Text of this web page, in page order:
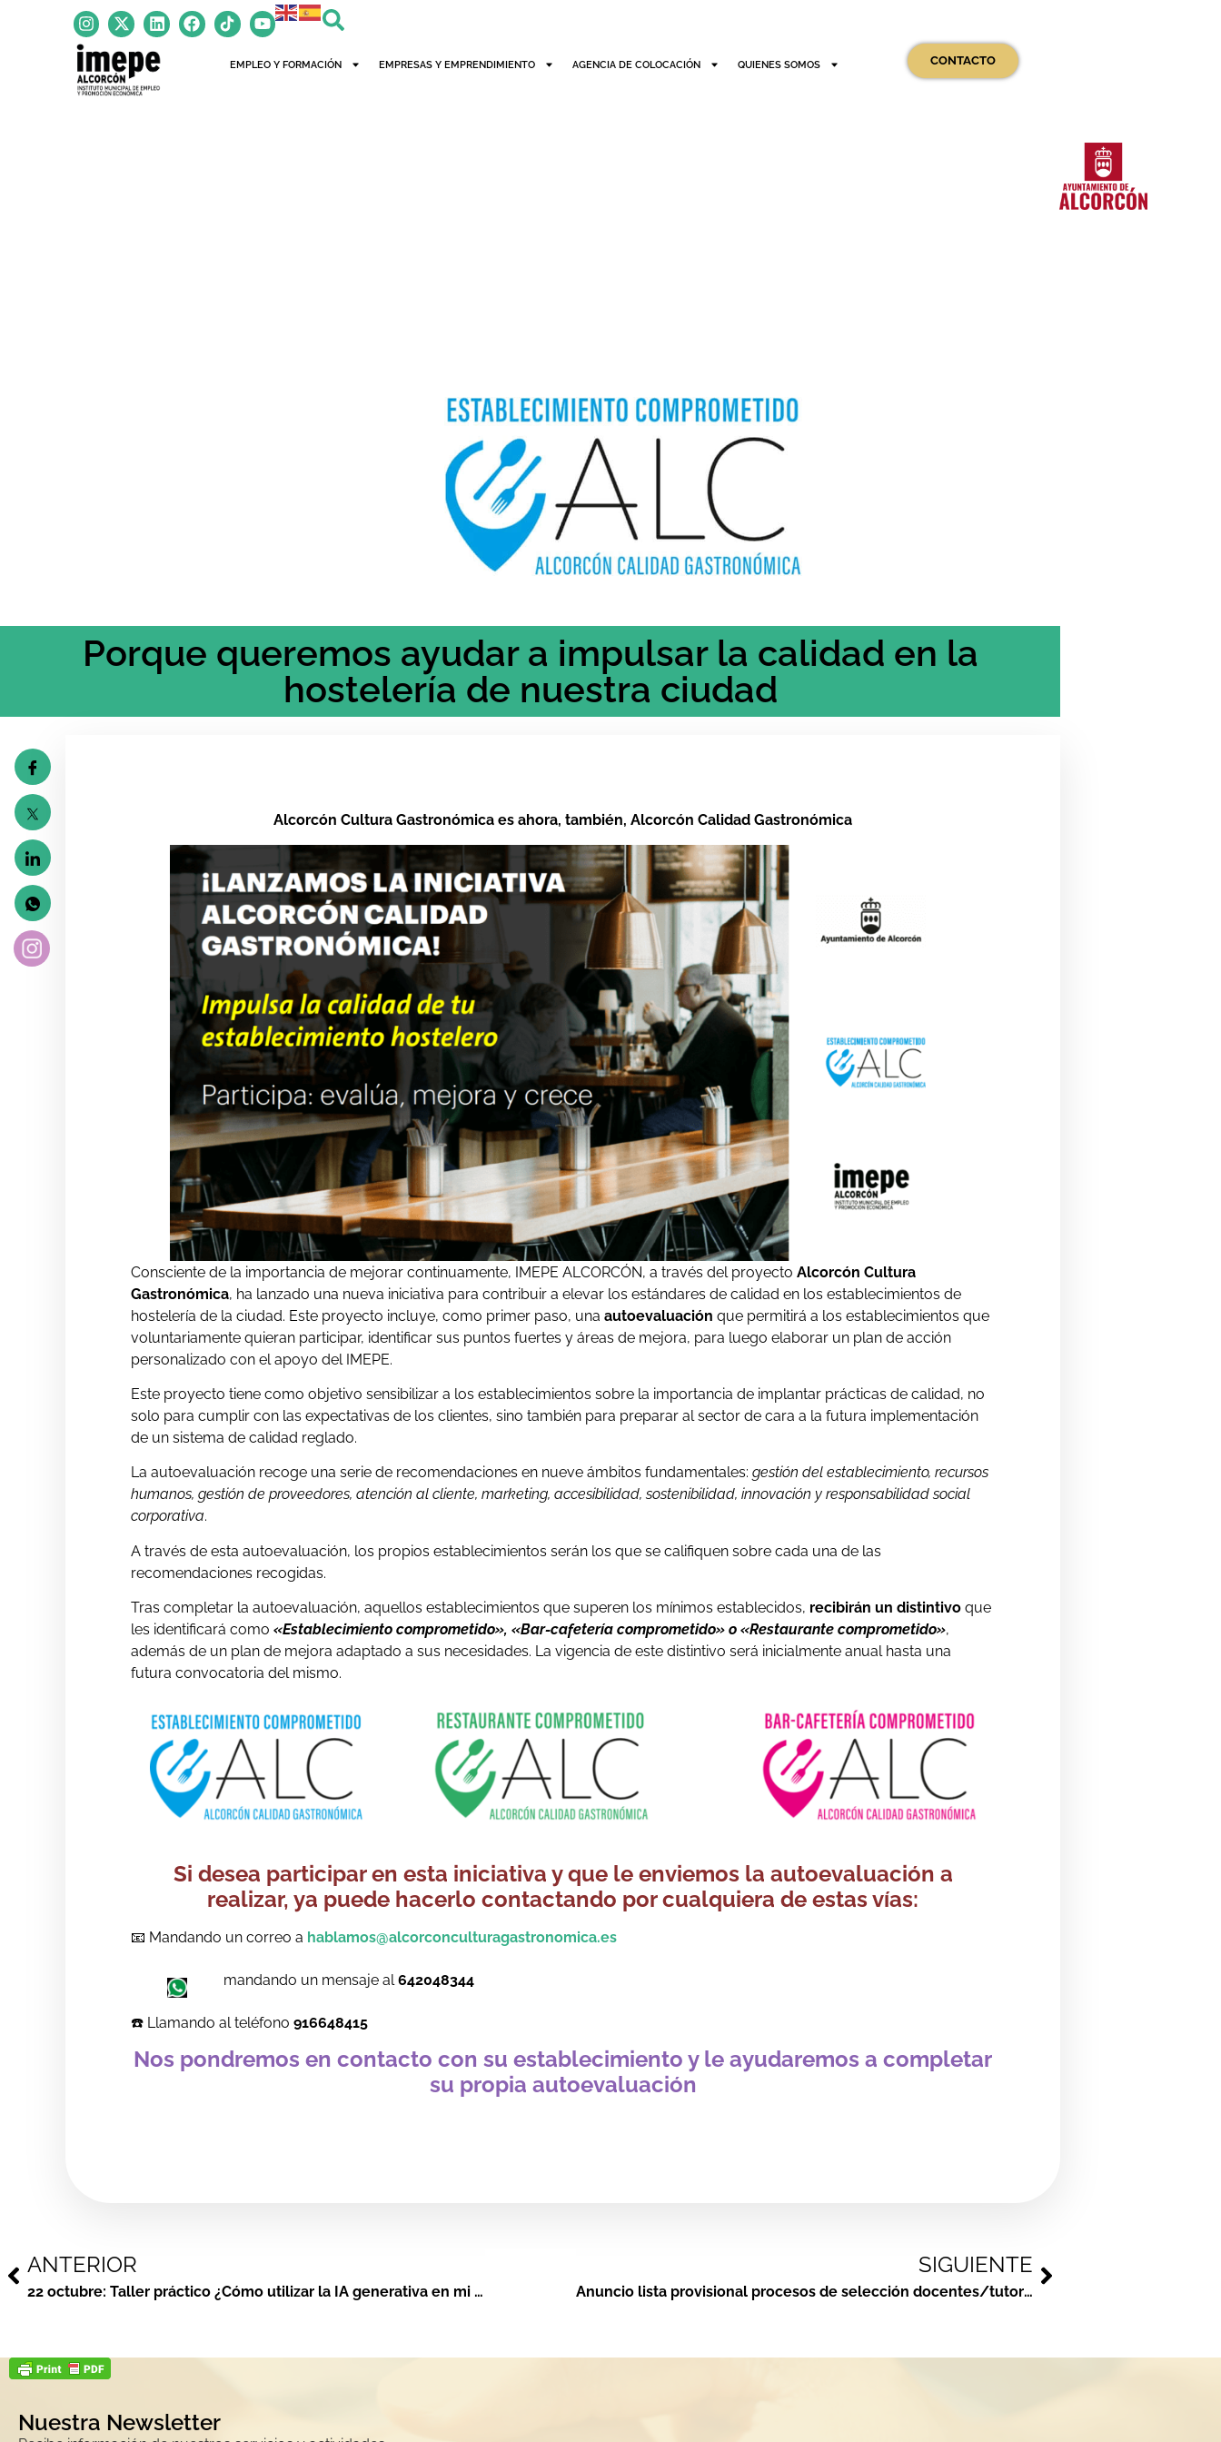
EMPLEO Y FORMACIÓN EMPRESAS Y EMPRENDIMIENTO AGENCIA DE COLOCACIÓN QUIENES SOMOS CONTACTO
Porque queremos ayudar a impulsar la calidad en la
hostelería de nuestra ciudad
Alcorcón Cultura Gastronómica es ahora, también, Alcorcón Calidad Gastronómica
Consciente de la importancia de mejorar continuamente, IMEPE ALCORCÓN, a través del proyectoAlcorcón Cultura
Gastronómica, ha lanzado una nueva iniciativa para contribuir a elevar los estándares de calidad en los establecimientos de
hostelería de la ciudad. Este proyecto incluye, como primer paso, unaautoevaluaciónque permitirá a los establecimientos que
voluntariamente quieran participar, identificar sus puntos fuertes y áreas de mejora, para luego elaborar un plan de acción
personalizado con el apoyo del IMEPE.
Este proyecto tiene como objetivo sensibilizar a los establecimientos sobre la importancia de implantar prácticas de calidad, no
solo para cumplir con las expectativas de los clientes, sino también para preparar al sector de cara a la futura implementación
de un sistema de calidad reglado.
La autoevaluación recoge una serie de recomendaciones en nueve ámbitos fundamentales:gestión del establecimiento, recursos
humanos, gestión de proveedores, atención al cliente, marketing, accesibilidad, sostenibilidad, innovación y responsabilidad social
corporativa.
A través de esta autoevaluación, los propios establecimientos serán los que se califiquen sobre cada una de las
recomendaciones recogidas.
Tras completar la autoevaluación, aquellos establecimientos que superen los mínimos establecidos, recibirán un distintivoque
les identificará como«Establecimiento comprometido», «Bar-cafetería comprometido» o «Restaurante comprometido»,
además de un plan de mejora adaptado a sus necesidades. La vigencia de este distintivo será inicialmente anual hasta una
futura convocatoria del mismo.
Si desea participar en esta iniciativa y que le enviemos la autoevaluación a
realizar, ya puede hacerlo contactando por cualquiera de estas vías:
📧 Mandando un correo a hablamos@alcorconculturagastronomica.es
mandando un mensaje al642048344
☎️ Llamando al teléfono916648415
Nos pondremos en contacto con su establecimiento y le ayudaremos a completar
su propia autoevaluación
ANTERIOR
22 octubre: Taller práctico ¿Cómo utilizar la IA generativa en mi negocio?
SIGUIENTE
Anuncio lista provisional procesos de selección docentes/tutores distintas especialidades
Nuestra Newsletter